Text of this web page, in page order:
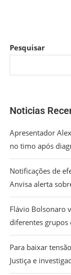
Pesquisar
Noticias
Apresentador
no timo após
Notificações de
Anvisa alerta
Flávio Bolsonaro
diferentes grupos
Para baixar
Justiça e